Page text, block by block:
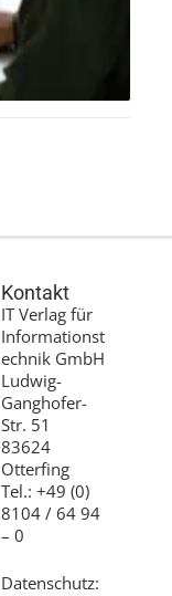
Kontakt
IT Verlag für
Informationst
echnik GmbH
Ludwig-
Ganghofer-
Str. 51
83624
Otterfing
Tel.: +49 (0)
8104 / 64 94
– 0
Datenschutz: